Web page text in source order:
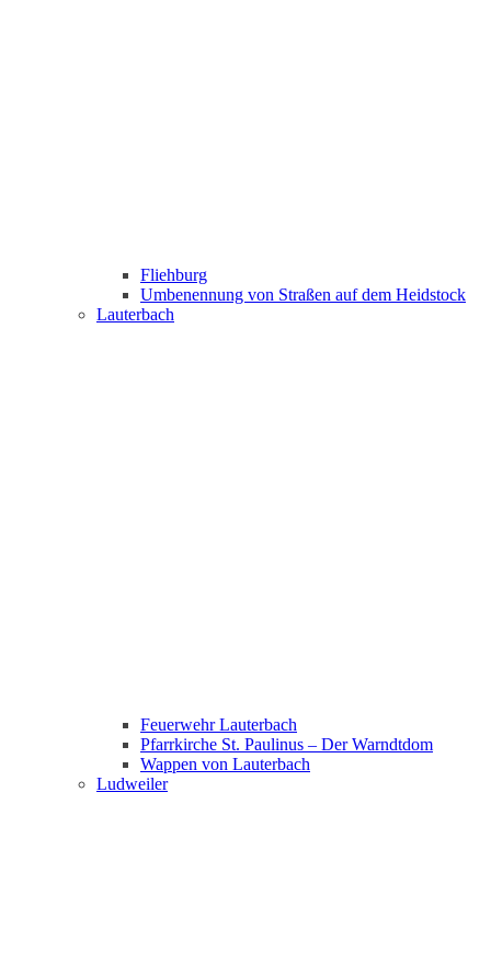
Fliehburg
Umbenennung von Straßen auf dem Heidstock
Lauterbach
Feuerwehr Lauterbach
Pfarrkirche St. Paulinus – Der Warndtdom
Wappen von Lauterbach
Ludweiler